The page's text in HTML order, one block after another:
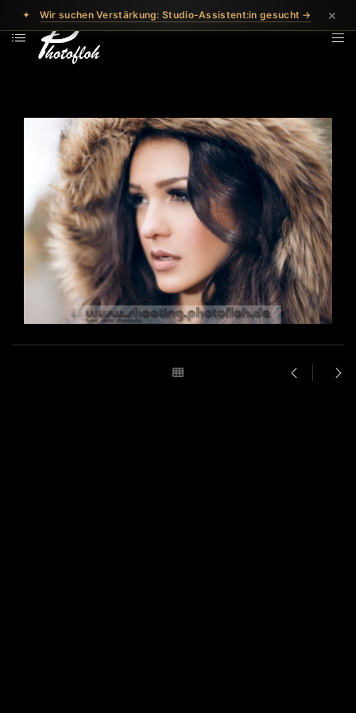
✦ Wir suchen Verstärkung: Studio-Assistent:in gesucht → ×